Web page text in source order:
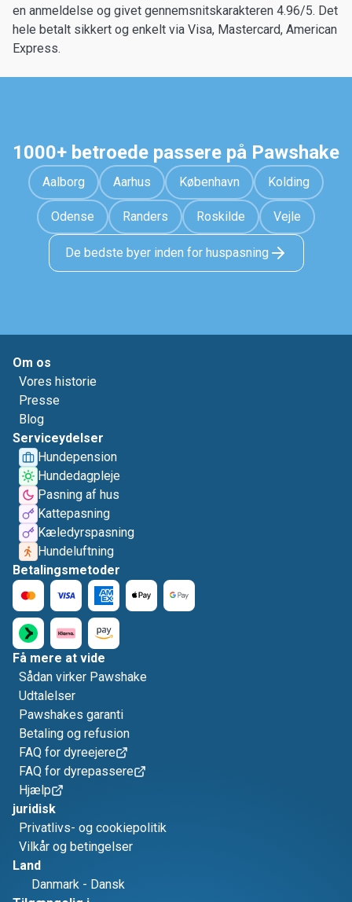
en anmeldelse og givet gennemsnitskarakteren 4.96/5. Det
hele betalt sikkert og enkelt via Visa, Mastercard, American
Express.
1000+ betroede passere på Pawshake
Aalborg Aarhus København Kolding
Odense Randers Roskilde Vejle
De bedste byer inden for huspasning
Om os
Vores historie
Presse
Blog
Serviceydelser
Hundepension
Hundedagpleje
Pasning af hus
Kattepasning
Kæledyrspasning
Hundeluftning
Betalingsmetoder
Få mere at vide
Sådan virker Pawshake
Udtalelser
Pawshakes garanti
Betaling og refusion
FAQ for dyreejere
FAQ for dyrepassere
Hjælp
juridisk
Privatlivs- og cookiepolitik
Vilkår og betingelser
Land
Danmark - Dansk